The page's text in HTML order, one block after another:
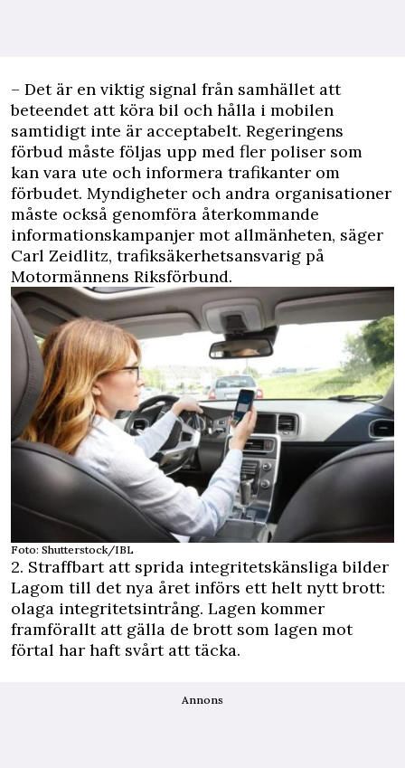
– Det är en viktig signal från samhället att
beteendet att köra bil och hålla i mobilen
samtidigt inte är acceptabelt. Regeringens
förbud måste följas upp med fler poliser som
kan vara ute och informera trafikanter om
förbudet. Myndigheter och andra organisationer
måste också genomföra återkommande
informationskampanjer mot allmänheten, säger
Carl Zeidlitz, trafiksäkerhetsansvarig på
Motormännens Riksförbund.
Foto: Shutterstock/IBL
2. Straffbart att sprida integritetskänsliga bilder
Lagom till det nya året införs ett helt nytt brott:
olaga integritetsintrång. Lagen kommer
framförallt att gälla de brott som lagen mot
förtal har haft svårt att täcka.
Annons